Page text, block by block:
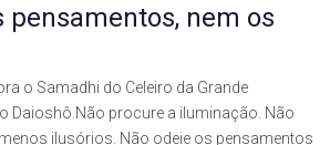
pensamentos, nem os
o Samadhi do Celeiro da Grande
Daioshô.Não procure a iluminação. Não
ilusórios. Não odeie os pensamentos